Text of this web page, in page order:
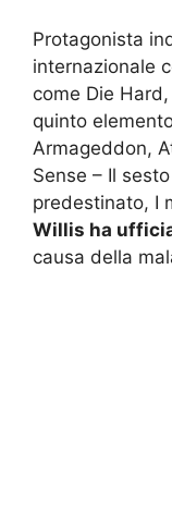
Protagonista
internazionale
come Die Hard,
quinto
Armageddon,
Sense – Il
predestinato, I
Willis ha
causa della